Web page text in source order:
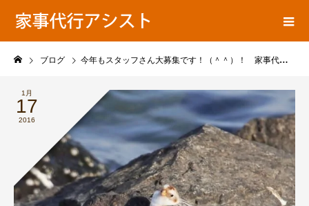
家事代行ブログ
シ
ス
ト
の
ブログ 今年もスタッフさん大募集です！（＾＾）！ 家事代行＆家政婦ブログ
1月
17
2016